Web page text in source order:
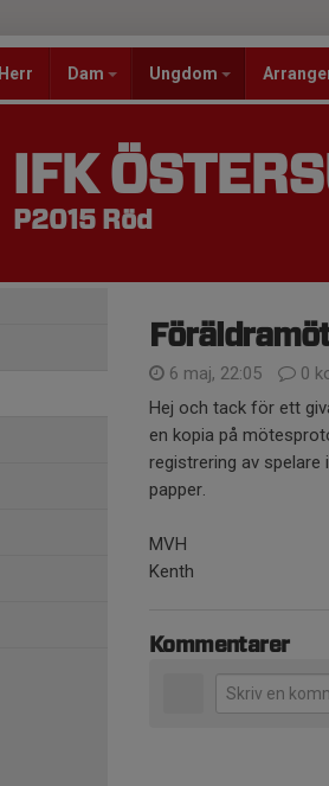
Herr Dam Ungdom
IFK
P2015 Röd
6 maj, 22:05
0
Hej och tack för ett
en kopia på
registrering av
papper.
MVH
Kenth
Kommentarer